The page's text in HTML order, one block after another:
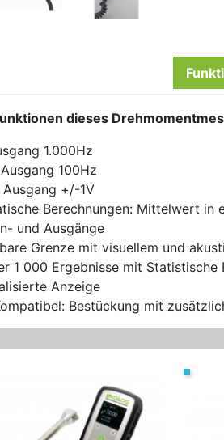
dieses
1.000Hz
100Hz
Ausgang +/-1V
Berechnungen: Mittelwert in
und Ausgänge
Grenze mit visuellem und
1 000 Ergebnisse mit Statistische
Anzeige
Bestückung mit